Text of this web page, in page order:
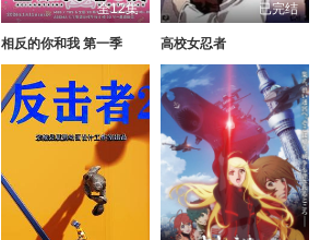
全12集
相反的你和我 第一季
已完结
高校女忍者